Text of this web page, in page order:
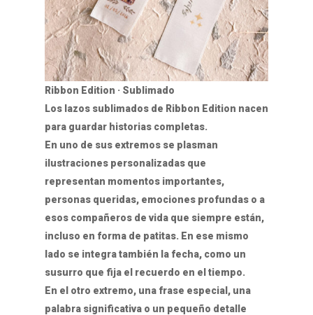
Ribbon Edition · Sublimado
Los lazos sublimados de Ribbon Edition nacen
para guardar historias completas.
En uno de sus extremos se plasman
ilustraciones personalizadas que
representan momentos importantes,
personas queridas, emociones profundas o a
esos compañeros de vida que siempre están,
incluso en forma de patitas. En ese mismo
lado se integra también la fecha, como un
susurro que fija el recuerdo en el tiempo.
En el otro extremo, una frase especial, una
palabra significativa o un pequeño detalle